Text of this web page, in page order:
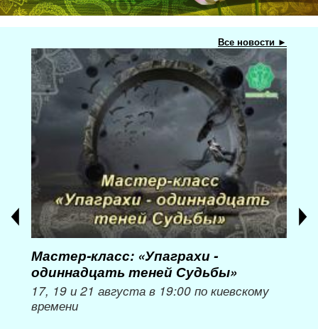
Все новости ►
Мастер-класс: «Упаграхи -
одиннадцать теней Судьбы»
17, 19 и 21 августа в 19:00 по киевскому
времени